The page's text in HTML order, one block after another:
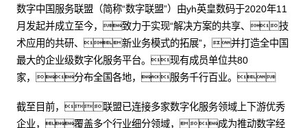
数字中国服务联盟（简称“数字联盟”）由yh英皇数码于2020年11
月发起并成立至今，致力于实现“解决方案的共享、技
术应用的共研、新业务模式的拓展”，并打造全中国
最大的企业级数字化服务平台。现有成员单位共80
家，分布全国各地，服务千行百业。
截至目前，联盟已连接多家数字化服务领域上下游优秀
企业，覆盖多个行业细分领域，成为推动数字经